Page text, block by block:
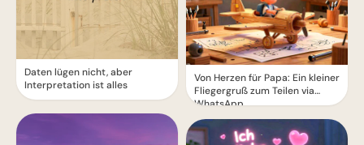
Daten lügen nicht, aber
Interpretation ist alles
Von Herzen für Papa: Ein kleiner
Fliegergruß zum Teilen via
WhatsApp